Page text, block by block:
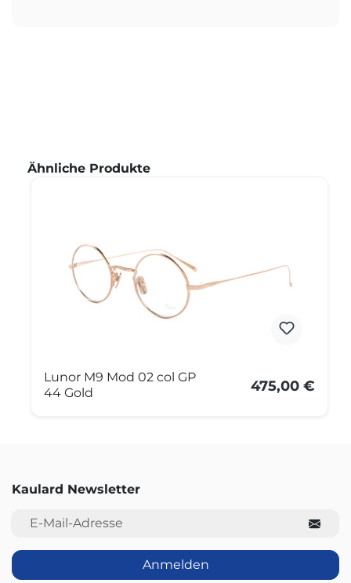
Produktgalerie überspringen
Ähnliche Produkte
Lunor M9 Mod 02 col GP
44 Gold
475,00 €
Kaulard Newsletter
E-Mail-Adresse
Anmelden